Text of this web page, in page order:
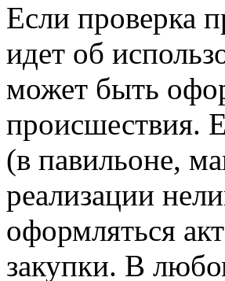
Если проверка
идет об
может быть
происшествия.
(в павильоне,
реализации
оформляться
закупки. В